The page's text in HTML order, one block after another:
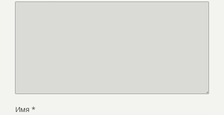
Имя *